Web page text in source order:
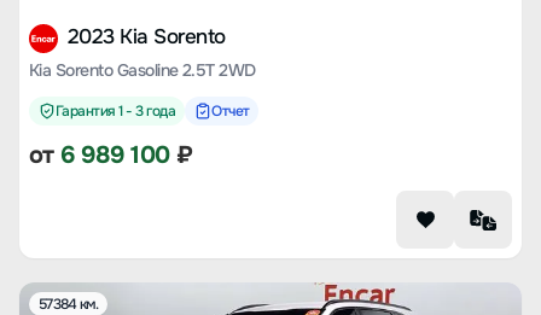
2023 Kia Sorento
Kia Sorento Gasoline 2.5T 2WD
Гарантия 1 - 3 года Отчет
от 6 989 100₽
57384 км.